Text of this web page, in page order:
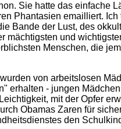
Sie hatte das einfache
Phantasien emailliert.
Bande der Lust, des
und
Menschen, die
von arbeitslosen
- jungen
mit der Opfer
Obamas Zaren für
den